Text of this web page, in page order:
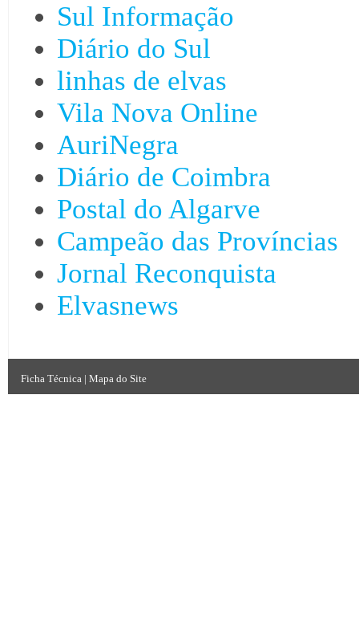
Sul Informação
Diário do Sul
linhas de elvas
Vila Nova Online
AuriNegra
Diário de Coimbra
Postal do Algarve
Campeão das Províncias
Jornal Reconquista
Elvasnews
Ficha Técnica | Mapa do Site